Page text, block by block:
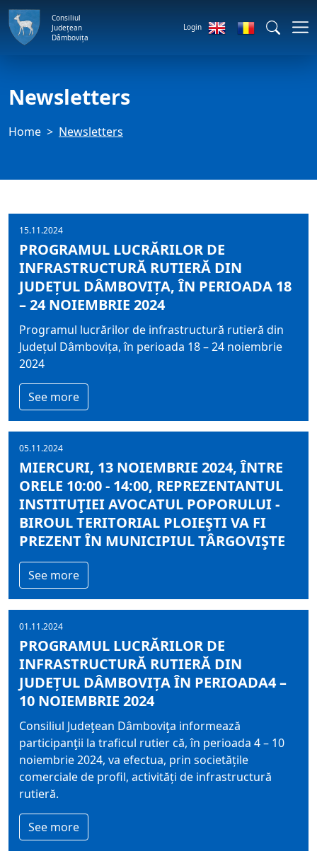
Consiliul
Județean
Dâmbovița
Login
Newsletters
Home Newsletters
15.11.2024
PROGRAMUL LUCRĂRILOR DE
INFRASTRUCTURĂ RUTIERĂ DIN
JUDEȚUL DÂMBOVIȚA, ÎN PERIOADA 18
– 24 NOIEMBRIE 2024
Programul lucrărilor de infrastructură rutieră din
Județul Dâmbovița, în perioada 18 – 24 noiembrie
2024
See more
05.11.2024
MIERCURI, 13 NOIEMBRIE 2024, ÎNTRE
ORELE 10:00 - 14:00, REPREZENTANTUL
INSTITUŢIEI AVOCATUL POPORULUI -
BIROUL TERITORIAL PLOIEŞTI VA FI
PREZENT ÎN MUNICIPIUL TÂRGOVIŞTE
See more
01.11.2024
PROGRAMUL LUCRĂRILOR DE
INFRASTRUCTURĂ RUTIERĂ DIN
JUDEȚUL DÂMBOVIȚA ÎN PERIOADA4 –
10 NOIEMBRIE 2024
Consiliul Judeţean Dâmboviţa informează
participanţii la traficul rutier că, în perioada 4 – 10
noiembrie 2024, va efectua, prin societățile
comerciale de profil, activități de infrastructură
rutieră.
See more